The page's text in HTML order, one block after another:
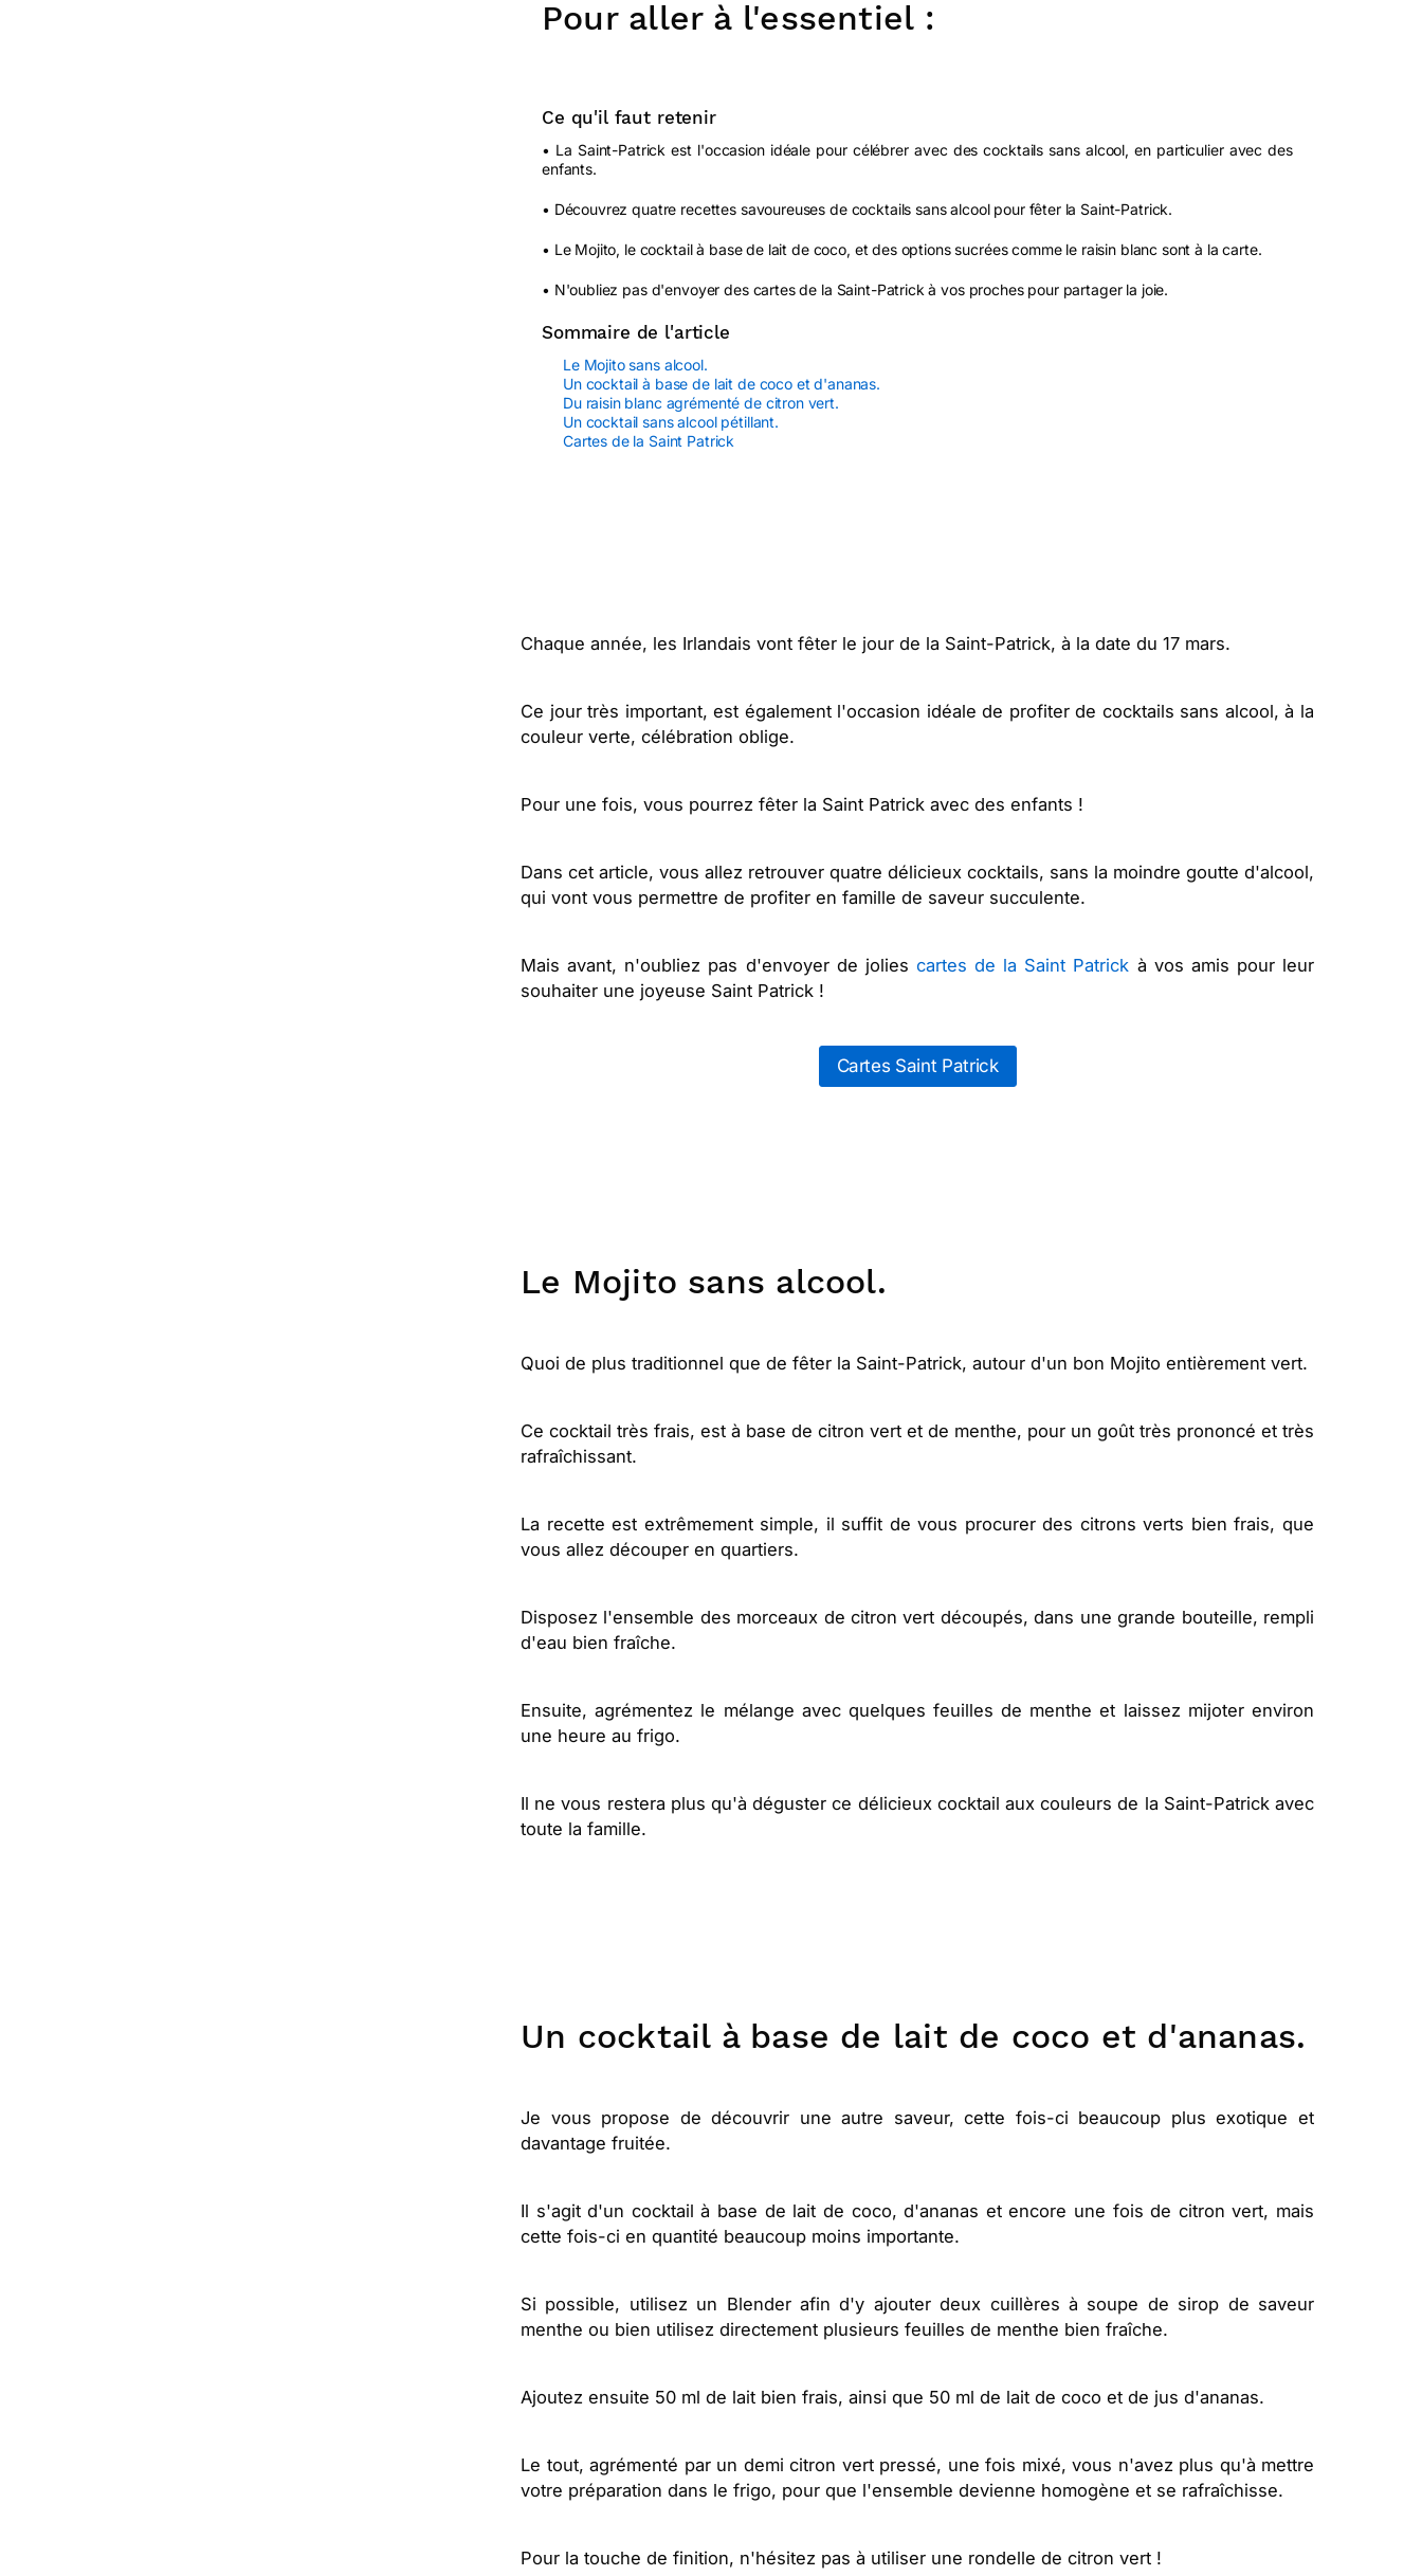
Pour aller à l'essentiel :
Ce qu'il faut retenir
• La Saint-Patrick est l'occasion idéale pour célébrer avec des cocktails sans alcool, en particulier avec des
enfants.
• Découvrez quatre recettes savoureuses de cocktails sans alcool pour fêter la Saint-Patrick.
• Le Mojito, le cocktail à base de lait de coco, et des options sucrées comme le raisin blanc sont à la carte.
• N'oubliez pas d'envoyer des cartes de la Saint-Patrick à vos proches pour partager la joie.
Sommaire de l'article
Le Mojito sans alcool.
Un cocktail à base de lait de coco et d'ananas.
Du raisin blanc agrémenté de citron vert.
Un cocktail sans alcool pétillant.
Cartes de la Saint Patrick
Chaque année, les Irlandais vont fêter le jour de la Saint-Patrick, à la date du 17 mars.
Ce jour très important, est également l'occasion idéale de profiter de cocktails sans alcool, à la
couleur verte, célébration oblige.
Pour une fois, vous pourrez fêter la Saint Patrick avec des enfants !
Dans cet article, vous allez retrouver quatre délicieux cocktails, sans la moindre goutte d'alcool,
qui vont vous permettre de profiter en famille de saveur succulente.
Mais avant, n'oubliez pas d'envoyer de jolies cartes de la Saint Patrick à vos amis pour leur
souhaiter une joyeuse Saint Patrick !
Cartes Saint Patrick
Le Mojito sans alcool.
Quoi de plus traditionnel que de fêter la Saint-Patrick, autour d'un bon Mojito entièrement vert.
Ce cocktail très frais, est à base de citron vert et de menthe, pour un goût très prononcé et très
rafraîchissant.
La recette est extrêmement simple, il suffit de vous procurer des citrons verts bien frais, que
vous allez découper en quartiers.
Disposez l'ensemble des morceaux de citron vert découpés, dans une grande bouteille, rempli
d'eau bien fraîche.
Ensuite, agrémentez le mélange avec quelques feuilles de menthe et laissez mijoter environ
une heure au frigo.
Il ne vous restera plus qu'à déguster ce délicieux cocktail aux couleurs de la Saint-Patrick avec
toute la famille.
Un cocktail à base de lait de coco et d'ananas.
Je vous propose de découvrir une autre saveur, cette fois-ci beaucoup plus exotique et
davantage fruitée.
Il s'agit d'un cocktail à base de lait de coco, d'ananas et encore une fois de citron vert, mais
cette fois-ci en quantité beaucoup moins importante.
Si possible, utilisez un Blender afin d'y ajouter deux cuillères à soupe de sirop de saveur
menthe ou bien utilisez directement plusieurs feuilles de menthe bien fraîche.
Ajoutez ensuite 50 ml de lait bien frais, ainsi que 50 ml de lait de coco et de jus d'ananas.
Le tout, agrémenté par un demi citron vert pressé, une fois mixé, vous n'avez plus qu'à mettre
votre préparation dans le frigo, pour que l'ensemble devienne homogène et se rafraîchisse.
Pour la touche de finition, n'hésitez pas à utiliser une rondelle de citron vert !